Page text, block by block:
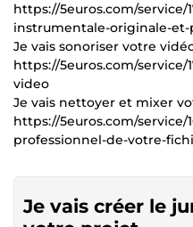
https://5euros.com/service/
instrumentale-originale-
Je vais sonoriser votre
https://5euros.com/
video
Je vais nettoyer et mixer
https://5euros.com/
professionnel-de-votre-
Je vais créer le